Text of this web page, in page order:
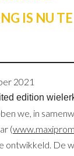
IS NU TE
2021
edition
we, in
(
ontwikkeld. De